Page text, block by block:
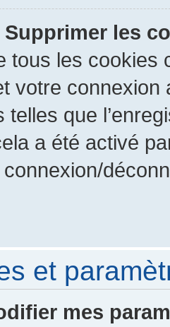
les
tous les cookies
votre
telles que
a été activé
et
mes